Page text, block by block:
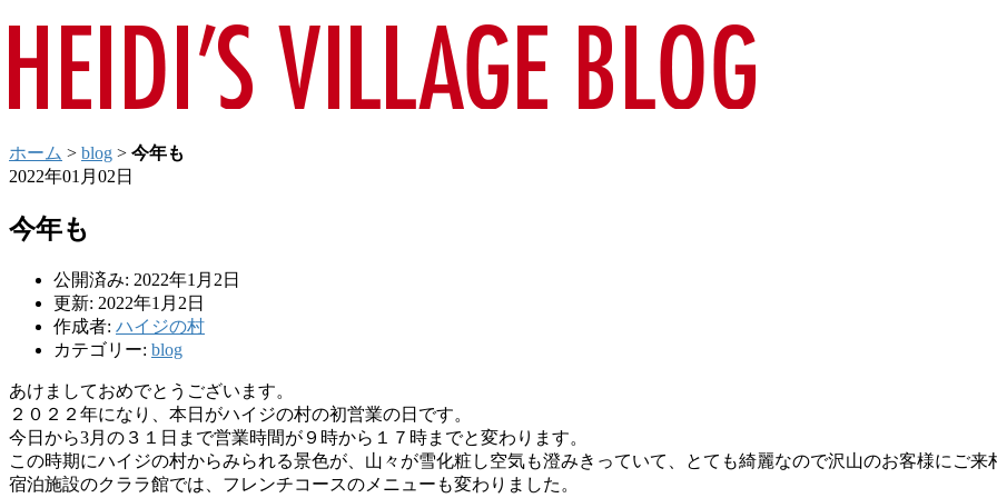
ホーム > blog > 今年も
2022年01月02日
今年も
公開済み: 2022年1月2日
更新: 2022年1月2日
作成者: ハイジの村
カテゴリー: blog
あけましておめでとうございます。
２０２２年になり、本日がハイジの村の初営業の日です。
今日から3月の３１日まで営業時間が９時から１７時までと変わり ます。
この時期にハイジの村からみられる景色が、 山々が雪化粧し空気も澄みきっていて、
とても綺麗なので沢山のお客様にご来
宿泊施設のクララ館では、 フレンチコースのメニューも変わりました。